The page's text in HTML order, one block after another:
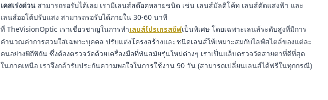
เคสเร่งด่วน สามารถรอรับได้เลย เรามีเลนส์สต๊อคหลายชนิด เช่น เลนส์มัลติโค้ท เลนส์ตัดแสงฟ้า และ
เลนส์ออโต้ปรับแสง สามารถรอรับได้ภายใน 30-60 นาที
ที่ TheVisionOptic เราเชี่ยวชาญในการทำเลนส์โปรเกรสซีฟเป็นพิเศษ โดยเฉพาะเลนส์ระดับสูงที่มีการ
คำนวณค่าการสวมใส่เฉพาะบุคคล ปรับแต่งโครงสร้างและชนิดเลนส์ให้เหมาะสมกับไลฟ์สไตล์ของแต่ละ
คนอย่างพิถีพิถัน ซึ่งต้องตรวจวัดด้วยเครื่องมือที่ทันสมัยรุ่นใหม่ต่างๆ เราเป็นแล็บตรวจวัดสายตาที่ดีที่สุด
ในภาคเหนือ เราจึงกล้ารับประกันความพอใจในการใช้งาน 90 วัน (สามารถเปลี่ยนเลนส์ได้ฟรีในทุกกรณี)